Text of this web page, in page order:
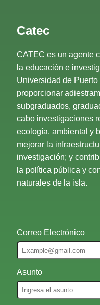
Catec
CATEC es un agente
la educación e
Universidad de
proporcionar
subgraduados,
cabo investigaciones
ecología, ambiental y
mejorar la
investigación; y
la política pública y
naturales de la isla.
Correo Electrónico
Asunto